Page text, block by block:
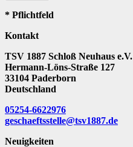
* Pflichtfeld
Kontakt
TSV 1887 Schloß Neuhaus e.V.
Hermann-Löns-Straße 127
33104 Paderborn
Deutschland
05254-6622976
geschaeftsstelle@tsv1887.de
Neuigkeiten